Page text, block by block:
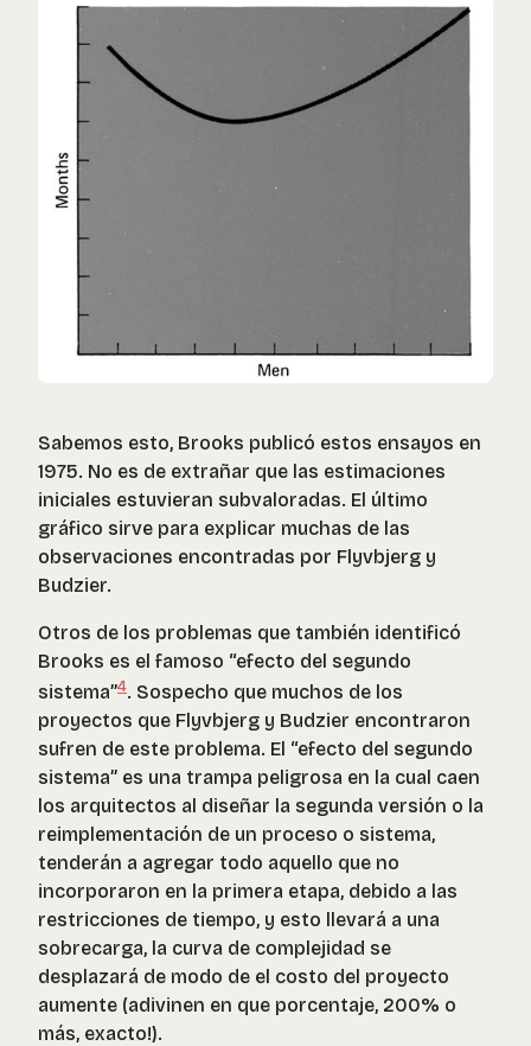
Sabemos esto, Brooks publicó estos ensayos en
1975. No es de extrañar que las estimaciones
iniciales estuvieran subvaloradas. El último
gráfico sirve para explicar muchas de las
observaciones encontradas por Flyvbjerg y
Budzier.
Otros de los problemas que también identificó
Brooks es el famoso “efecto del segundo
sistema”4. Sospecho que muchos de los
proyectos que Flyvbjerg y Budzier encontraron
sufren de este problema. El “efecto del segundo
sistema” es una trampa peligrosa en la cual caen
los arquitectos al diseñar la segunda versión o la
reimplementación de un proceso o sistema,
tenderán a agregar todo aquello que no
incorporaron en la primera etapa, debido a las
restricciones de tiempo, y esto llevará a una
sobrecarga, la curva de complejidad se
desplazará de modo de el costo del proyecto
aumente (adivinen en que porcentaje, 200% o
más, exacto!).